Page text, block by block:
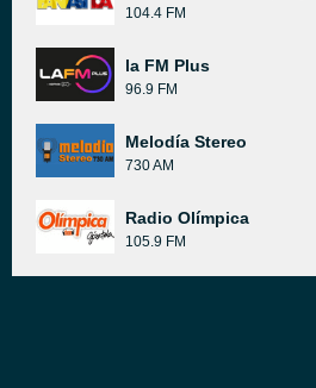
104.4 FM
la FM Plus
96.9 FM
Melodía Stereo
730 AM
Radio Olímpica
105.9 FM